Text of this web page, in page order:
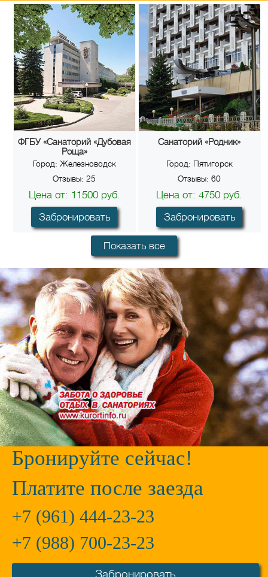
ФГБУ «Санаторий «Дубовая
Роща»
Город: Железноводск
Отзывы:25
Цена от: 11500руб.
Забронировать
Санаторий «Родник»
Город: Пятигорск
Отзывы:60
Цена от:4750 руб.
Забронировать
Санаторий «Виктория»
Город:Кисловодск
Отзывы:416
Цена от:4750руб.
Забронировать
ФГБУ санаторий «Россия»
Город:Ессентуки
Отзывы:64
Цена от:4750 руб.
Забронировать
Показать все
Бронируйте сейчас!
Платите после заезда
+7 (961) 444-23-23
+7 (988) 700-23-23
Забронировать